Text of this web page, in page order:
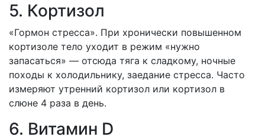
5. Кортизол
«Гормон стресса». При хронически повышенном
кортизоле тело уходит в режим «нужно
запасаться» — отсюда тяга к сладкому, ночные
походы к холодильнику, заедание стресса. Часто
измеряют утренний кортизол или кортизол в
слюне 4 раза в день.
6. Витамин D